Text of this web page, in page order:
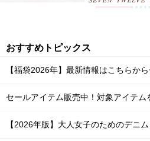
おすすめトピックス
【福袋2026年】最新情報はこちらから
セールアイテム販売中！対象アイテム
【2026年版】大人女子のためのデニ